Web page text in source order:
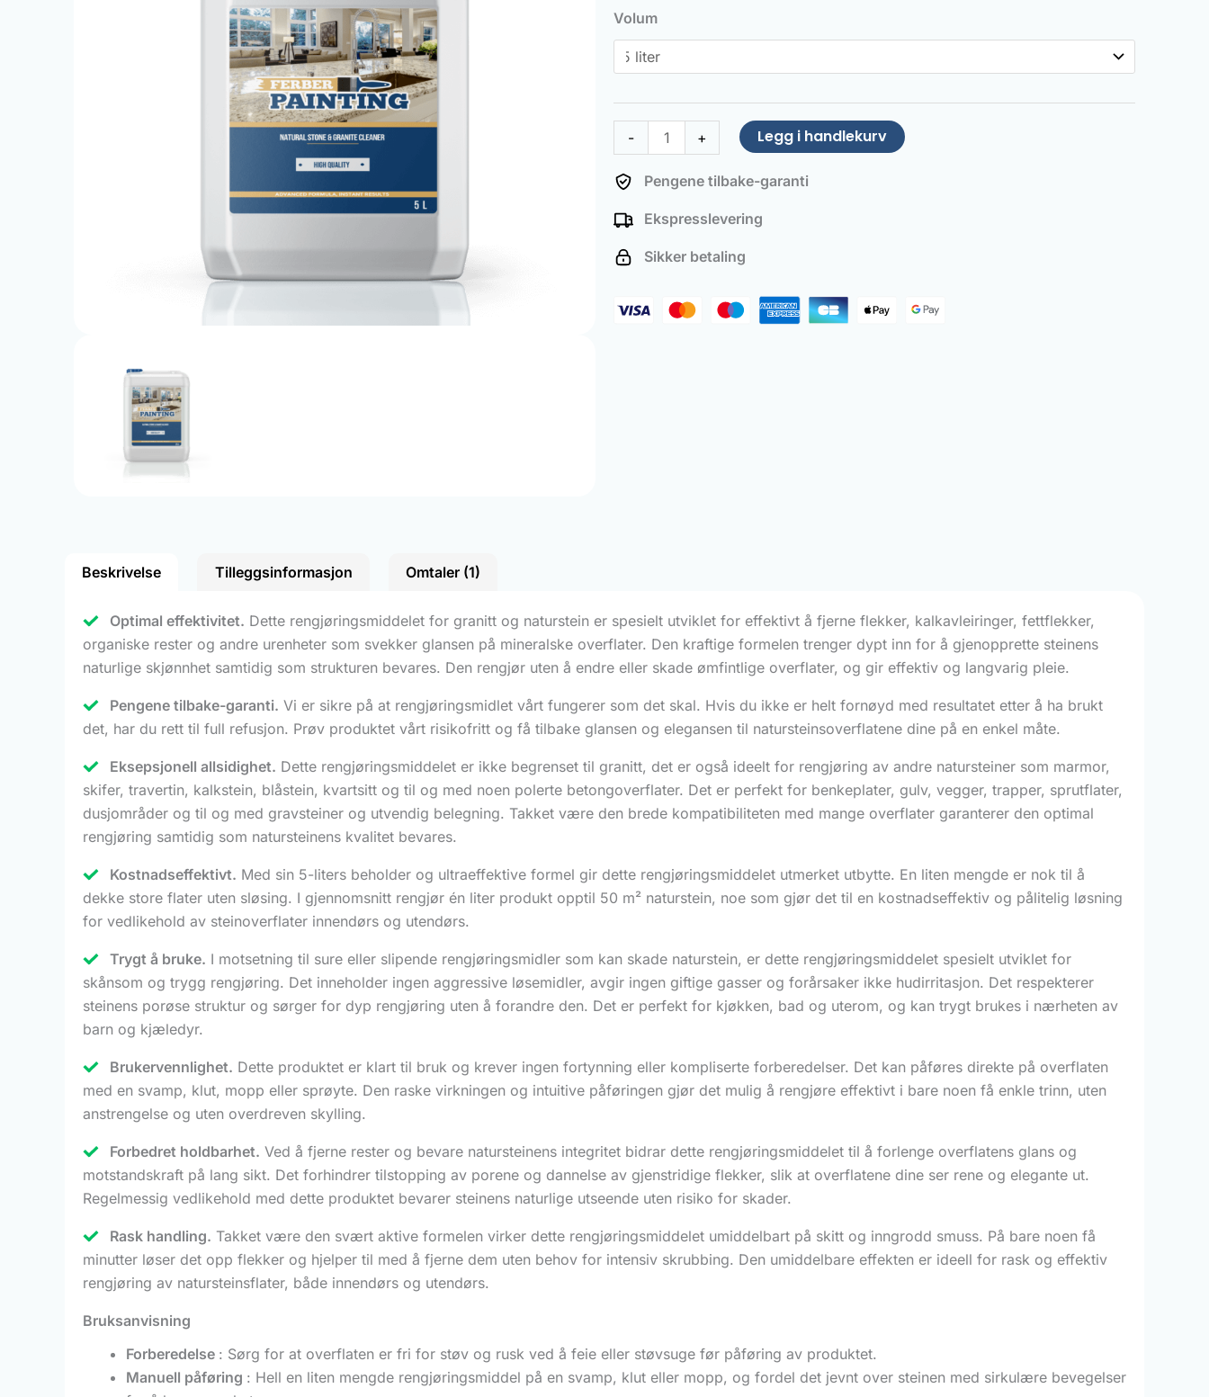
Volum
-
Stone
Granite
antall
+
Legg i handlekurv
Pengene tilbake-garanti
Ekspresslevering
Sikker betaling
Beskrivelse Tilleggsinformasjon Omtaler (1)
Optimal effektivitet. Dette rengjøringsmiddelet for granitt og naturstein er spesielt utviklet for effektivt å fjerne flekker, kalkavleiringer, fettflekker,
organiske rester og andre urenheter som svekker glansen på mineralske overflater. Den kraftige formelen trenger dypt inn for å gjenopprette steinens
naturlige skjønnhet samtidig som strukturen bevares. Den rengjør uten å endre eller skade ømfintlige overflater, og gir effektiv og langvarig pleie.
Pengene tilbake-garanti. Vi er sikre på at rengjøringsmidlet vårt fungerer som det skal. Hvis du ikke er helt fornøyd med resultatet etter å ha brukt
det, har du rett til full refusjon. Prøv produktet vårt risikofritt og få tilbake glansen og elegansen til natursteinsoverflatene dine på en enkel måte.
Eksepsjonell allsidighet. Dette rengjøringsmiddelet er ikke begrenset til granitt, det er også ideelt for rengjøring av andre natursteiner som marmor,
skifer, travertin, kalkstein, blåstein, kvartsitt og til og med noen polerte betongoverflater. Det er perfekt for benkeplater, gulv, vegger, trapper, sprutflater,
dusjområder og til og med gravsteiner og utvendig belegning. Takket være den brede kompatibiliteten med mange overflater garanterer den optimal
rengjøring samtidig som natursteinens kvalitet bevares.
Kostnadseffektivt. Med sin 5-liters beholder og ultraeffektive formel gir dette rengjøringsmiddelet utmerket utbytte. En liten mengde er nok til å
dekke store flater uten sløsing. I gjennomsnitt rengjør én liter produkt opptil 50 m² naturstein, noe som gjør det til en kostnadseffektiv og pålitelig løsning
for vedlikehold av steinoverflater innendørs og utendørs.
Trygt å bruke. I motsetning til sure eller slipende rengjøringsmidler som kan skade naturstein, er dette rengjøringsmiddelet spesielt utviklet for
skånsom og trygg rengjøring. Det inneholder ingen aggressive løsemidler, avgir ingen giftige gasser og forårsaker ikke hudirritasjon. Det respekterer
steinens porøse struktur og sørger for dyp rengjøring uten å forandre den. Det er perfekt for kjøkken, bad og uterom, og kan trygt brukes i nærheten av
barn og kjæledyr.
Brukervennlighet. Dette produktet er klart til bruk og krever ingen fortynning eller kompliserte forberedelser. Det kan påføres direkte på overflaten
med en svamp, klut, mopp eller sprøyte. Den raske virkningen og intuitive påføringen gjør det mulig å rengjøre effektivt i bare noen få enkle trinn, uten
anstrengelse og uten overdreven skylling.
Forbedret holdbarhet. Ved å fjerne rester og bevare natursteinens integritet bidrar dette rengjøringsmiddelet til å forlenge overflatens glans og
motstandskraft på lang sikt. Det forhindrer tilstopping av porene og dannelse av gjenstridige flekker, slik at overflatene dine ser rene og elegante ut.
Regelmessig vedlikehold med dette produktet bevarer steinens naturlige utseende uten risiko for skader.
Rask handling. Takket være den svært aktive formelen virker dette rengjøringsmiddelet umiddelbart på skitt og inngrodd smuss. På bare noen få
minutter løser det opp flekker og hjelper til med å fjerne dem uten behov for intensiv skrubbing. Den umiddelbare effekten er ideell for rask og effektiv
rengjøring av natursteinsflater, både innendørs og utendørs.
Bruksanvisning
Forberedelse : Sørg for at overflaten er fri for støv og rusk ved å feie eller støvsuge før påføring av produktet.
Manuell påføring : Hell en liten mengde rengjøringsmiddel på en svamp, klut eller mopp, og fordel det jevnt over steinen med sirkulære bevegelser